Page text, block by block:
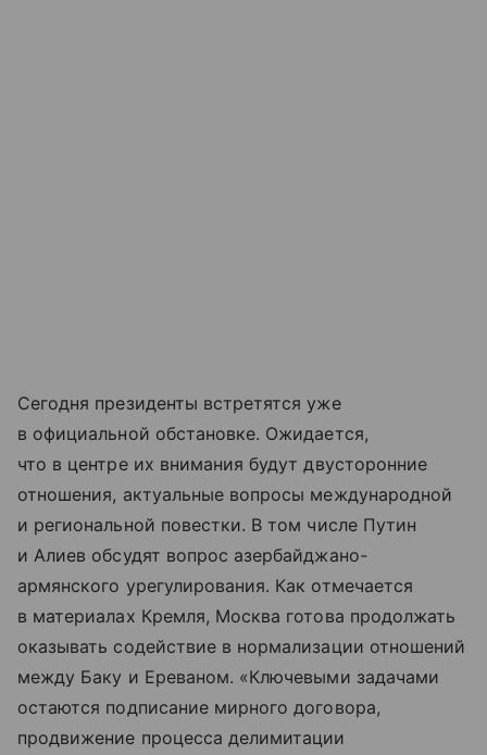
Сегодня президенты встретятся уже
в официальной обстановке. Ожидается,
что в центре их внимания будут двусторонние
отношения, актуальные вопросы международной
и региональной повестки. В том числе Путин
и Алиев обсудят вопрос азербайджано-
армянского урегулирования. Как отмечается
в материалах Кремля, Москва готова продолжать
оказывать содействие в нормализации отношений
между Баку и Ереваном. «Ключевыми задачами
остаются подписание мирного договора,
продвижение процесса делимитации